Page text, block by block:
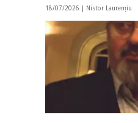
18/07/2026 | Nistor Laurențiu